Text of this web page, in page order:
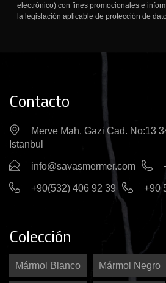
ó
n
c
o
electrónico) con fines promocionales e
la legislación aplicable de protección de
Contacto
Merve Mah. Gazi Cad. No:13
Istanbul
info@savasmermer.com
+90(532) 406 92 39 +90
Colección
Mármol Blanco Mármol Negro